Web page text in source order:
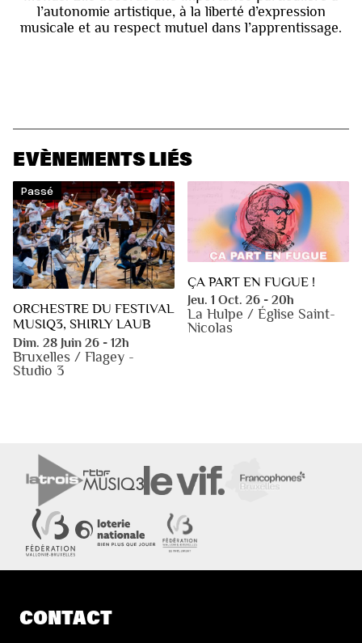
l’autonomie artistique, à la liberté d’expression
musicale et au respect mutuel dans l’apprentissage.
EVÈNEMENTS LIÉS
Passé
ORCHESTRE DU FESTIVAL
MUSIQ3, SHIRLY LAUB
Dim. 28 Juin 26 - 12h
Bruxelles / Flagey -
Studio 3
ÇA PART EN FUGUE !
Jeu. 1 Oct. 26 - 20h
La Hulpe / Église Saint-
Nicolas
CONTACT